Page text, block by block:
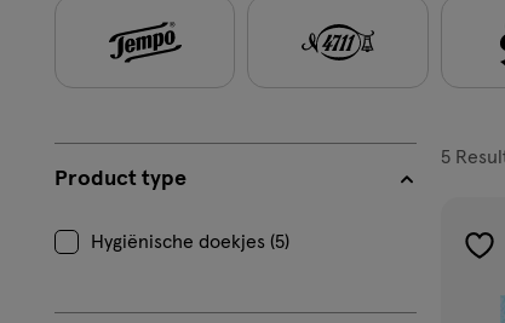
footer
filters
Product type
Hygiënische doekjes (5)
5